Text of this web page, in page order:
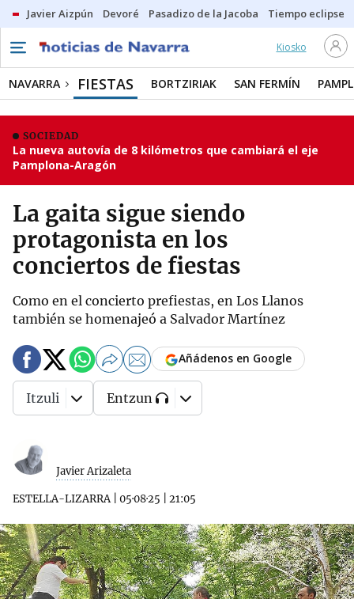
Javier Aizpún Devoré Pasadizo de la Jacoba Tiempo eclipse
Kiosko
NAVARRA FIESTAS BORTZIRIAK SAN FERMÍN
SOCIEDAD
La nueva autovía de 8 kilómetros que cambiará el eje
Pamplona-Aragón
La gaita sigue siendo
protagonista en los
conciertos de fiestas
Como en el concierto prefiestas, en Los Llanos
también se homenajeó a Salvador Martínez
Javier Arizaleta
ESTELLA-LIZARRA| 05·08·25 21:05
Añádenos en Google
Itzuli Entzun